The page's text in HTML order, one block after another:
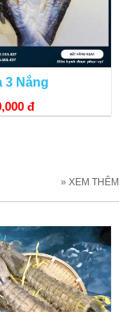
3 Nắng
đ
» XEM THÊM